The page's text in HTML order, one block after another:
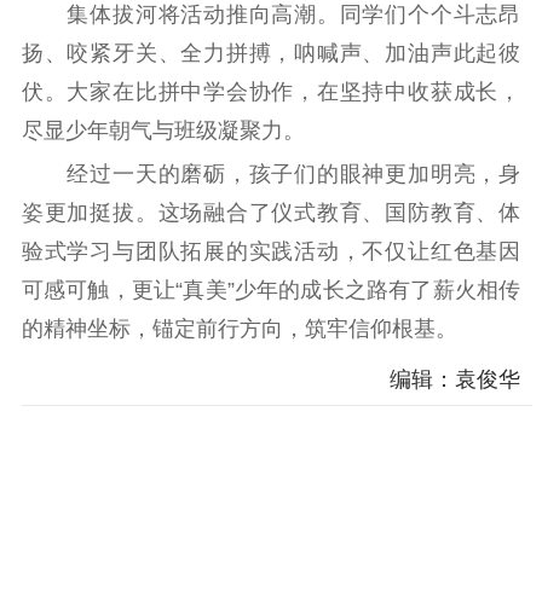
集体拔河将活动推向高潮。同学们个个斗志昂
扬、咬紧牙关、全力拼搏，呐喊声、加油声此起彼
伏。大家在比拼中学会协作，在坚持中收获成长，
尽显少年朝气与班级凝聚力。
经过一天的磨砺，孩子们的眼神更加明亮，身
姿更加挺拔。这场融合了仪式教育、国防教育、体
验式学习与团队拓展的实践活动，不仅让红色基因
可感可触，更让“真美”少年的成长之路有了薪火相传
的精神坐标，锚定前行方向，筑牢信仰根基。
编辑：袁俊华